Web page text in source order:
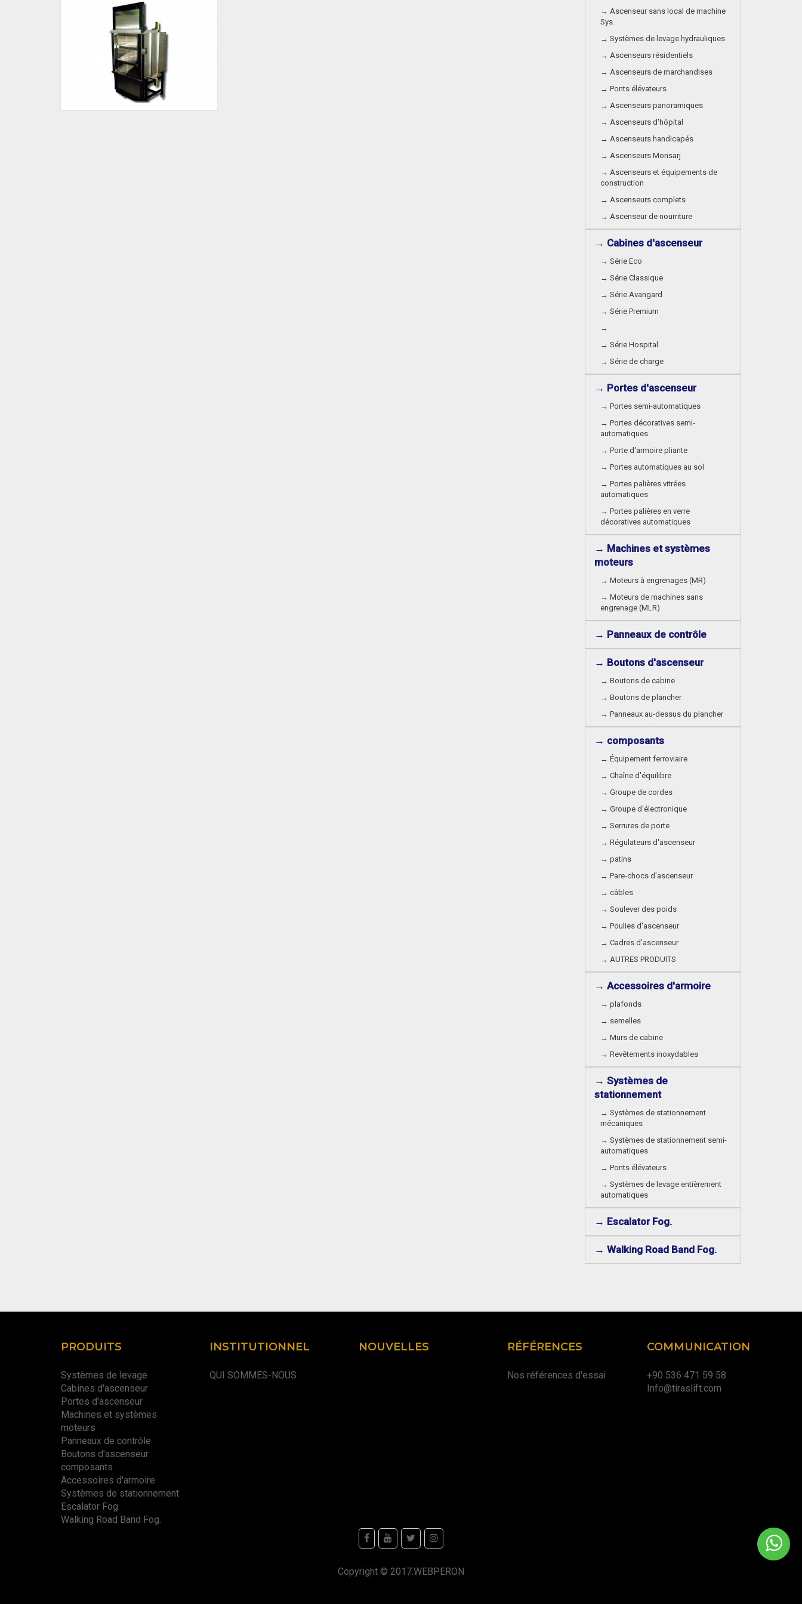
→ Ascenseur sans local de machine
Sys.
→ Systèmes de levage hydrauliques
→ Ascenseurs résidentiels
→ Ascenseurs de marchandises
→ Ponts élévateurs
→ Ascenseurs panoramiques
→ Ascenseurs d'hôpital
→ Ascenseurs handicapés
→ Ascenseurs Monsarj
→ Ascenseurs et équipements de
construction
→ Ascenseurs complets
→ Ascenseur de nourriture
→ Cabines d'ascenseur
→ Série Eco
→ Série Classique
→ Série Avangard
→ Série Premium
→
→ Série Hospital
→ Série de charge
→ Portes d'ascenseur
→ Portes semi-automatiques
→ Portes décoratives semi-
automatiques
→ Porte d'armoire pliante
→ Portes automatiques au sol
→ Portes palières vitrées
automatiques
→ Portes palières en verre
décoratives automatiques
→ Machines et systèmes
moteurs
→ Moteurs à engrenages (MR)
→ Moteurs de machines sans
engrenage (MLR)
→ Panneaux de contrôle
→ Boutons d'ascenseur
→ Boutons de cabine
→ Boutons de plancher
→ Panneaux au-dessus du plancher
→ composants
→ Équipement ferroviaire
→ Chaîne d'équilibre
→ Groupe de cordes
→ Groupe d'électronique
→ Serrures de porte
→ Régulateurs d'ascenseur
→ patins
→ Pare-chocs d'ascenseur
→ câbles
→ Soulever des poids
→ Poulies d'ascenseur
→ Cadres d'ascenseur
→ AUTRES PRODUITS
→ Accessoires d'armoire
→ plafonds
→ semelles
→ Murs de cabine
→ Revêtements inoxydables
→ Systèmes de
stationnement
→ Systèmes de stationnement
mécaniques
→ Systèmes de stationnement semi-
automatiques
→ Ponts élévateurs
→ Systèmes de levage entièrement
automatiques
→ Escalator Fog.
→ Walking Road Band Fog.
PRODUITS
Systèmes de levage
Cabines d'ascenseur
Portes d'ascenseur
Machines et systèmes
moteurs
Panneaux de contrôle
Boutons d'ascenseur
composants
Accessoires d'armoire
Systèmes de stationnement
Escalator Fog.
Walking Road Band Fog.
INSTITUTIONNEL
QUI SOMMES-NOUS
NOUVELLES RÉFÉRENCES
Nos références d'essai
COMMUNICATION
+90 536 471 59 58
Info@tiraslift.com
Copyright © 2017.WEBPERON